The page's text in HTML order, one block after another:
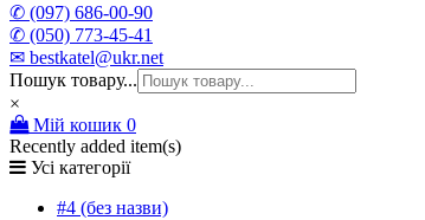
✆ (097) 686-00-90
✆ (050) 773-45-41
✉ bestkatel@ukr.net
Пошук товару...
×
Мій кошик 0
Recently added item(s)
Усі категорії
#4 (без назви)